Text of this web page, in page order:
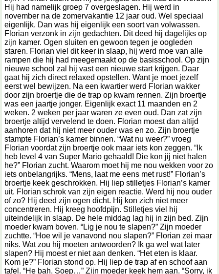
Hij had namelijk groep 7 overgeslagen. Hij werd in
november na de zomervakantie 12 jaar oud. Wel speciaal
eigenlijk. Dan was hij eigenlijk een soort van volwassen.
Florian verzonk in zijn gedachten. Dit deed hij dagelijks op
zijn kamer. Ogen sluiten en gewoon tegen je oogleden
staren. Florian viel dit keer in slaap, hij werd moe van alle
rampen die hij had meegemaakt op de basisschool. Op zijn
nieuwe school zal hij vast een nieuwe start krijgen. Daar
gaat hij zich direct relaxed opstellen. Want je moet jezelf
eerst wel bewijzen. Na een kwartier werd Florian wakker
door zijn broertje die de trap op kwam rennen. Zijn broertje
was een jaartje jonger. Eigenlijk exact 11 maanden en 2
weken. 2 weken per jaar waren ze even oud. Dan zat zijn
broertje altijd vervelend te doen. Florian moest dan altijd
aanhoren dat hij niet meer ouder was en zo. Zijn broertje
stampte Florian’s kamer binnen. “Wat nu weer?” vroeg
Florian voordat zijn broertje ook maar iets kon zeggen. “Ik
heb level 4 van Super Mario gehaald! Die kon jij niet halen
he?” Florian zucht. Waarom moet hij me nou wekken voor zo
iets onbelangrijks. “Mens, laat me eens met rust!” Florian’s
broertje keek geschrokken. Hij liep stilletjes Florian’s kamer
uit. Florian schrok van zijn eigen reactie. Werd hij nou ouder
of zo? Hij deed zijn ogen dicht. Hij kon zich niet meer
concentreren. Hij kreeg hoofdpijn. Stilletjes viel hij
uiteindelijk in slaap. De hele middag lag hij in zijn bed. Zijn
moeder kwam boven. “Lig je nou te slapen?” Zijn moeder
zuchtte. “Hoe wil je vanavond nou slapen?” Florian zei maar
niks. Wat zou hij moeten antwoorden? Ik ga wel wat later
slapen? Hij moest er niet aan denken. “Het eten is klaar.
Kom je?” Florian stond op. Hij liep de trap af en schoof aan
tafel. “He bah. Soep…” Zijn moeder keek hem aan. “Sorry, ik